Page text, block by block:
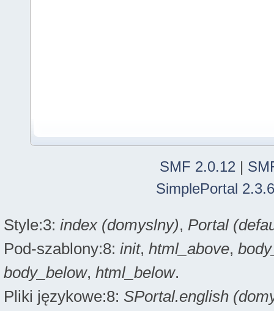
SMF 2.0.12 |
SimplePortal
Style:3: index (domyslny), Portal
Pod-szablony:8: init, html_above,
body_below, html_below.
Pliki językowe:8: SPortal.english